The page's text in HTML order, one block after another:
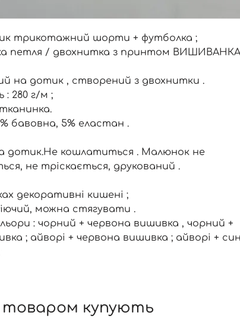
трикотажний шорти + футболка ;
петля / двохнитка з принтом
на дотик , створений з двохнитки .
: 280 г/м ;
бавовна, 5% еластан .
дотик.Не кошлатиться . Малюнок не
не тріскається, друкований .
декоративні кишені ;
можна стягувати .
: чорний + червона вишивка , чорний +
; айворі + червона вишивка ; айворі +
купують